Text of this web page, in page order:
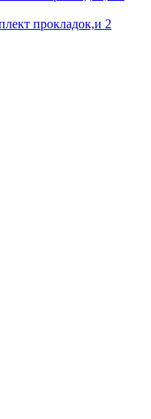
прокладок,и 2